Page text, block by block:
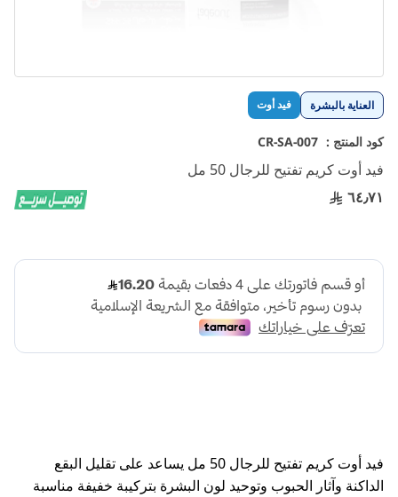
العناية بالبشرة فيد أوت
كود المنتج : CR-SA-007
فيد أوت كريم تفتيح للرجال 50 مل
٦٤٫٧١
فيد أوت كريم تفتيح للرجال 50 مل يساعد على تقليل البقع
الداكنة وآثار الحبوب وتوحيد لون البشرة بتركيبة خفيفة مناسبة
تخطي
إلى
بداية
معرض
الصور